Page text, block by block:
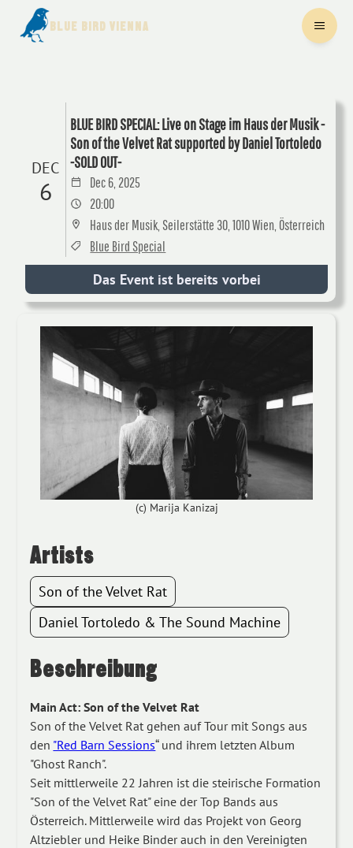
BLUE BIRD VIENNA
DEC
6
BLUE BIRD SPECIAL: Live on Stage im Haus der Musik -
Son of the Velvet Rat supported by Daniel Tortoledo
-SOLD OUT-
Dec 6, 2025
20:00
Haus der Musik, Seilerstätte 30, 1010 Wien, Österreich
Blue Bird Special
Das Event ist bereits vorbei
(c) Marija Kanizaj
Artists
Son of the Velvet Rat
Daniel Tortoledo & The Sound Machine
Beschreibung
Main Act: Son of the Velvet Rat
Son of the Velvet Rat gehen auf Tour mit Songs aus
den "Red Barn Sessions“ und ihrem letzten Album
"Ghost Ranch".
Seit mittlerweile 22 Jahren ist die steirische Formation
"Son of the Velvet Rat" eine der Top Bands aus
Österreich. Mittlerweile wird das Projekt von Georg
Altziebler und Heike Binder auch in den Vereinigten